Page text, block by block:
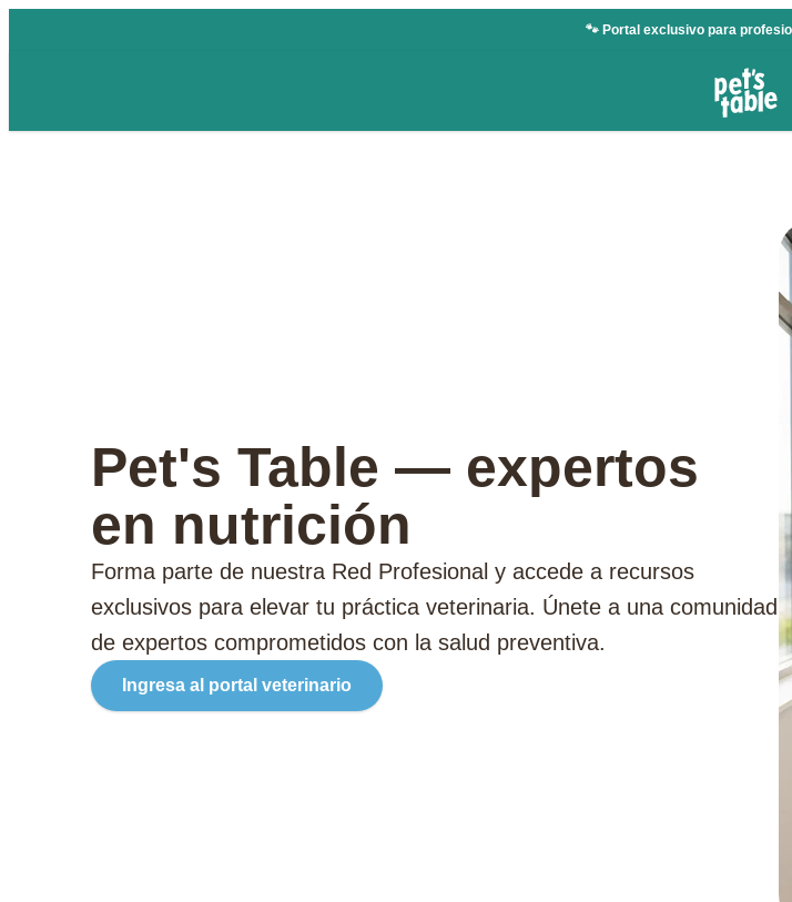
🐾 Portal exclusivo para
Pet's Table — expertos
en nutrición
Forma parte de nuestra Red Profesional y accede a recursos
exclusivos para elevar tu práctica veterinaria. Únete a una comunidad
de expertos comprometidos con la salud preventiva.
Ingresa al portal veterinario